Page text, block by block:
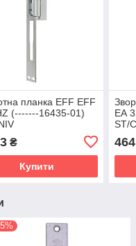
планка EFF EFF
(-------16435-01)
₴
Купити
ЕА
ST/
464